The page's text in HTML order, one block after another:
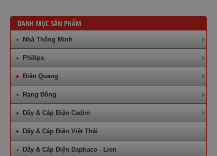
DANH MỤC SẢN PHẨM
Nhà Thông Minh
Philips
Điện Quang
Rạng Đông
Dây & Cáp Điện Cadivi
Dây & Cáp Điện Việt Thái
Dây & Cáp Điện Daphaco - Lion